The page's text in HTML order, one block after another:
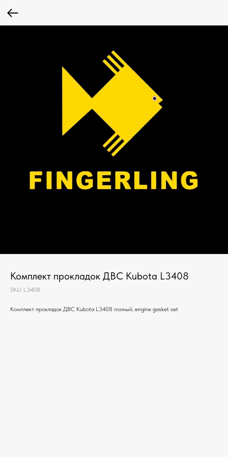
Комплект прокладок ДВС Kubota L3408
SKU: L3408
Комплект прокладок ДВС Kubota L3408 полный, engine gasket set